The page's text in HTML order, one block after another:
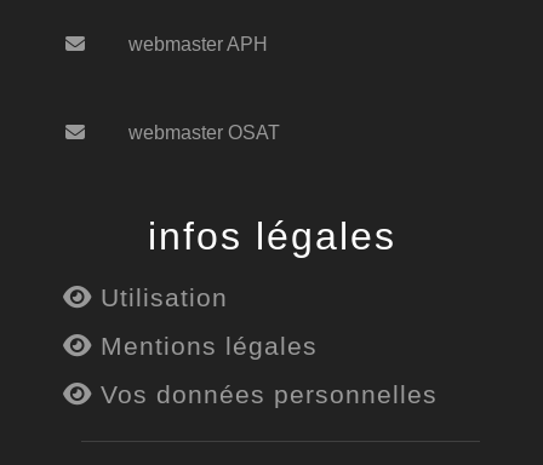
webmaster APH
webmaster OSAT
infos légales
Utilisation
Mentions légales
Vos données personnelles